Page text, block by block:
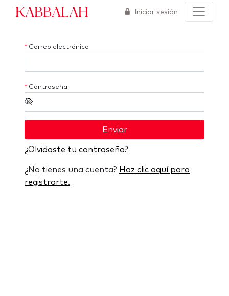
Kabbalah Iniciar sesión
* Correo electrónico
* Contraseña
Enviar
¿Olvidaste tu contraseña?
¿No tienes una cuenta? Haz clic aquí para
registrarte.